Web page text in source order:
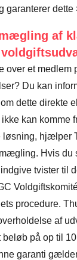
garanterer dette
af
over et medlem
Du kan
dette direkte
kan komme
løsning, hjælper
Hvis du
tvister til
procedure.
af
beløb på op til
garanti